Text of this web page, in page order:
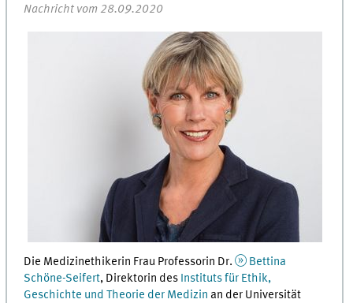
Nachricht vom 28.09.2020
Die Medizinethikerin Frau Professorin Dr.
Bettina
Schöne-Seifert, Direktorin des Instituts für Ethik,
Geschichte und Theorie der Medizin an der Universität